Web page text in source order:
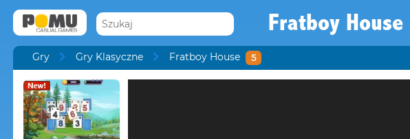
Fratboy House
Gry Gry Klasyczne Fratboy House 5